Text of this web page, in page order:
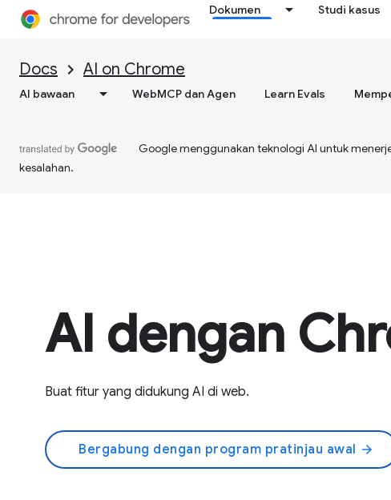
Dokumen Studi kasus
Docs AI on Chrome
AI bawaan WebMCP dan Agen Learn Evals
Google menggunakan teknologi AI untuk
kesalahan.
AI dengan
Buat fitur yang didukung AI di web.
Bergabung dengan program pratinjau awal arrow_forward